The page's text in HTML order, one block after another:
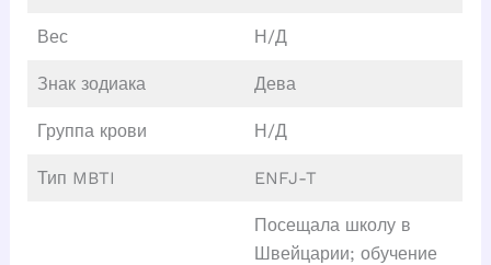
Вес Н/Д
Знак зодиака Дева
Группа крови Н/Д
Тип MBTI ENFJ-T
Посещала школу в
Швейцарии; обучение